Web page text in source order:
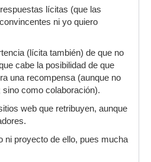
lícitas (que las
ni yo quiero
(lícita también) de que no
cabe la posibilidad de que
una recompensa (aunque no
como colaboración).
web que retribuyen, aunque
ni proyecto de ello, pues mucha